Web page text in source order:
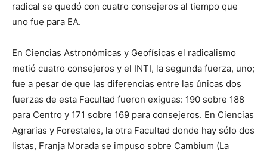
radical se quedó con cuatro consejeros al tiempo que
uno fue para EA.
En Ciencias Astronómicas y Geofísicas el radicalismo
metió cuatro consejeros y el INTI, la segunda fuerza, uno;
fue a pesar de que las diferencias entre las únicas dos
fuerzas de esta Facultad fueron exiguas: 190 sobre 188
para Centro y 171 sobre 169 para consejeros. En Ciencias
Agrarias y Forestales, la otra Facultad donde hay sólo dos
listas, Franja Morada se impuso sobre Cambium (La